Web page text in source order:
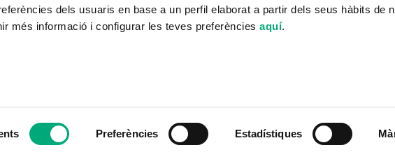
dels usuaris en base a un perfil elaborat a partir dels seus hàbits de
més informació i configurar les teves preferènciesaquí.
Preferències Estadístiques